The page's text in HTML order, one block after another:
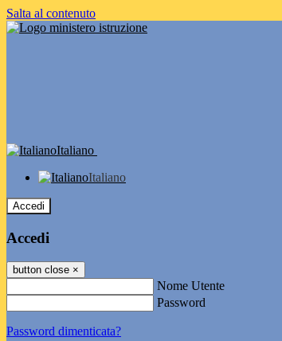
Salta al contenuto
Italiano
Italiano
Accedi
Accedi
button close ×
Nome Utente
Password
Password dimenticata?